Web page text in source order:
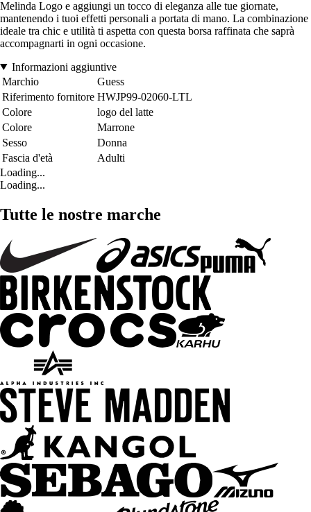
Melinda Logo e aggiungi un tocco di eleganza alle tue giornate,
mantenendo i tuoi effetti personali a portata di mano. La combinazione
ideale tra chic e utilità ti aspetta con questa borsa raffinata che saprà
accompagnarti in ogni occasione.
Informazioni aggiuntive
Marchio
Guess
Riferimento fornitore HWJP99-02060-LTL
Colore
logo del latte
Colore
Marrone
Sesso
Donna
Fascia d'età
Adulti
Loading...
Loading...
Tutte le nostre marche